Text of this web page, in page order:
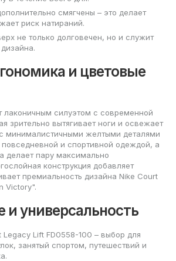
смягчены – это делает
риск натираний.
не только долговечен, но и служит
и цветовые
лаконичным силуэтом с современной
зрительно вытягивает ноги и освежает
минималистичными желтыми деталями
повседневной и спортивной одеждой, а
делает пару максимально
конструкция добавляет
премиальность дизайна Nike Court
Victory".
и универсальность
Legacy Lift FD0558-100 – выбор для
занятый спортом, путешествий и